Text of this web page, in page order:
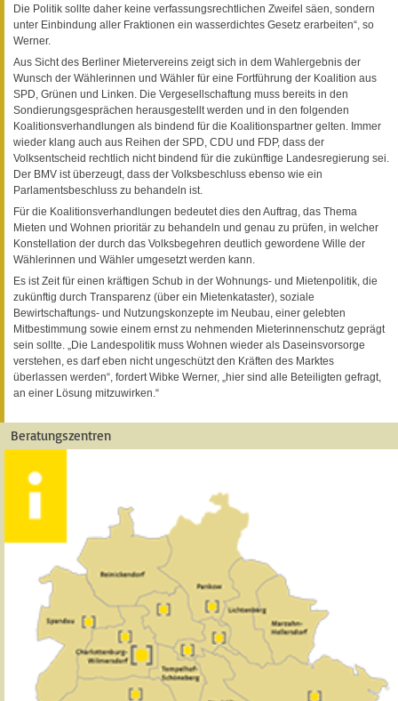
Die Politik sollte daher keine verfassungsrechtlichen Zweifel säen, sondern
unter Einbindung aller Fraktionen ein wasserdichtes Gesetz erarbeiten“, so
Werner.
Aus Sicht des Berliner Mietervereins zeigt sich in dem Wahlergebnis der
Wunsch der Wählerinnen und Wähler für eine Fortführung der Koalition aus
SPD, Grünen und Linken. Die Vergesellschaftung muss bereits in den
Sondierungsgesprächen herausgestellt werden und in den folgenden
Koalitionsverhandlungen als bindend für die Koalitionspartner gelten. Immer
wieder klang auch aus Reihen der SPD, CDU und FDP, dass der
Volksentscheid rechtlich nicht bindend für die zukünftige Landesregierung sei.
Der BMV ist überzeugt, dass der Volksbeschluss ebenso wie ein
Parlamentsbeschluss zu behandeln ist.
Für die Koalitionsverhandlungen bedeutet dies den Auftrag, das Thema
Mieten und Wohnen prioritär zu behandeln und genau zu prüfen, in welcher
Konstellation der durch das Volksbegehren deutlich gewordene Wille der
Wählerinnen und Wähler umgesetzt werden kann.
Es ist Zeit für einen kräftigen Schub in der Wohnungs- und Mietenpolitik, die
zukünftig durch Transparenz (über ein Mietenkataster), soziale
Bewirtschaftungs- und Nutzungskonzepte im Neubau, einer gelebten
Mitbestimmung sowie einem ernst zu nehmenden Mieterinnenschutz geprägt
sein sollte. „Die Landespolitik muss Wohnen wieder als Daseinsvorsorge
verstehen, es darf eben nicht ungeschützt den Kräften des Marktes
überlassen werden“, fordert Wibke Werner, „hier sind alle Beteiligten gefragt,
an einer Lösung mitzuwirken.“
Beratungszentren